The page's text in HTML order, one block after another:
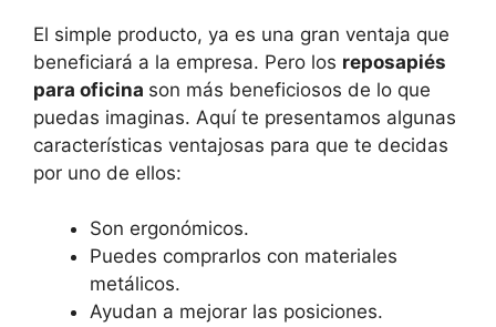
El simple producto, ya es una gran ventaja que
beneficiará a la empresa. Pero los reposapiés
para oficina son más beneficiosos de lo que
puedas imaginas. Aquí te presentamos algunas
características ventajosas para que te decidas
por uno de ellos:
Son ergonómicos.
Puedes comprarlos con materiales
metálicos.
Ayudan a mejorar las posiciones.